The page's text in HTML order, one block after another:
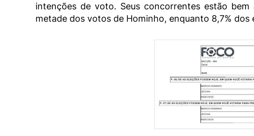
intenções de voto. Seus concorrentes estão
metade dos votos de Hominho, enquanto 8,7% dos